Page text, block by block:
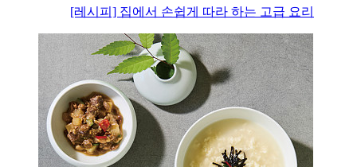
[레시피] 집에서 손쉽게 따라 하는 고급 요리